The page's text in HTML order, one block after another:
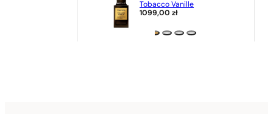
Tobacco Vanille
1099,00zł